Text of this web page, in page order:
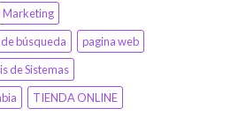
Marketing
búsqueda
pagina web
de Sistemas
TIENDA ONLINE